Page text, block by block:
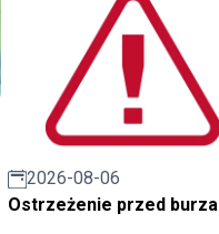
2026-08-06
Ostrzeżenie przed